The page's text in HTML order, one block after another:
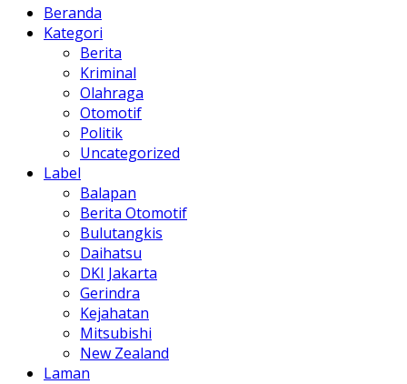
Beranda
Kategori
Berita
Kriminal
Olahraga
Otomotif
Politik
Uncategorized
Label
Balapan
Berita Otomotif
Bulutangkis
Daihatsu
DKI Jakarta
Gerindra
Kejahatan
Mitsubishi
New Zealand
Laman